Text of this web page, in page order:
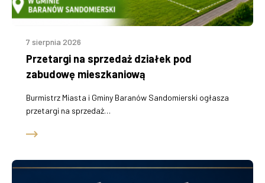
7 sierpnia 2026
Przetargi na sprzedaż działek pod
zabudowę mieszkaniową
Burmistrz Miasta i Gminy Baranów Sandomierski ogłasza
przetargi na sprzedaż…
„Budowa i rozbudowa sieci wodociągowej i kanalizacyjnej poza
granicami aglomeracji Baranów Sandomierski”
Modernizacja łazienek w budynku użyteczności publicznej w
Dymitrowie Małym i doposażenie domów ludowych w miejscowości
Knapy i Ślęzaki
„Rozbudowa infrastruktury hali sportowej w Skopaniu wraz z
montażem, uruchomieniem i szkoleniem w zakresie obsługi